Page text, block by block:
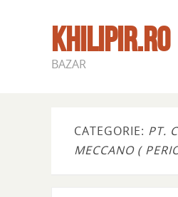
KHILIPIR.RO
BAZAR
CATEGORIE: PT.
MECCANO (